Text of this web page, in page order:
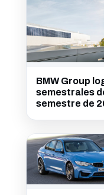
BMW Group
semestrales
semestre de